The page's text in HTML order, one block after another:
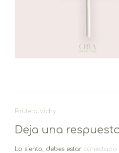
Navegación
entradas
Piruleta Vichy
Deja una
Lo siento, debes estar conectado